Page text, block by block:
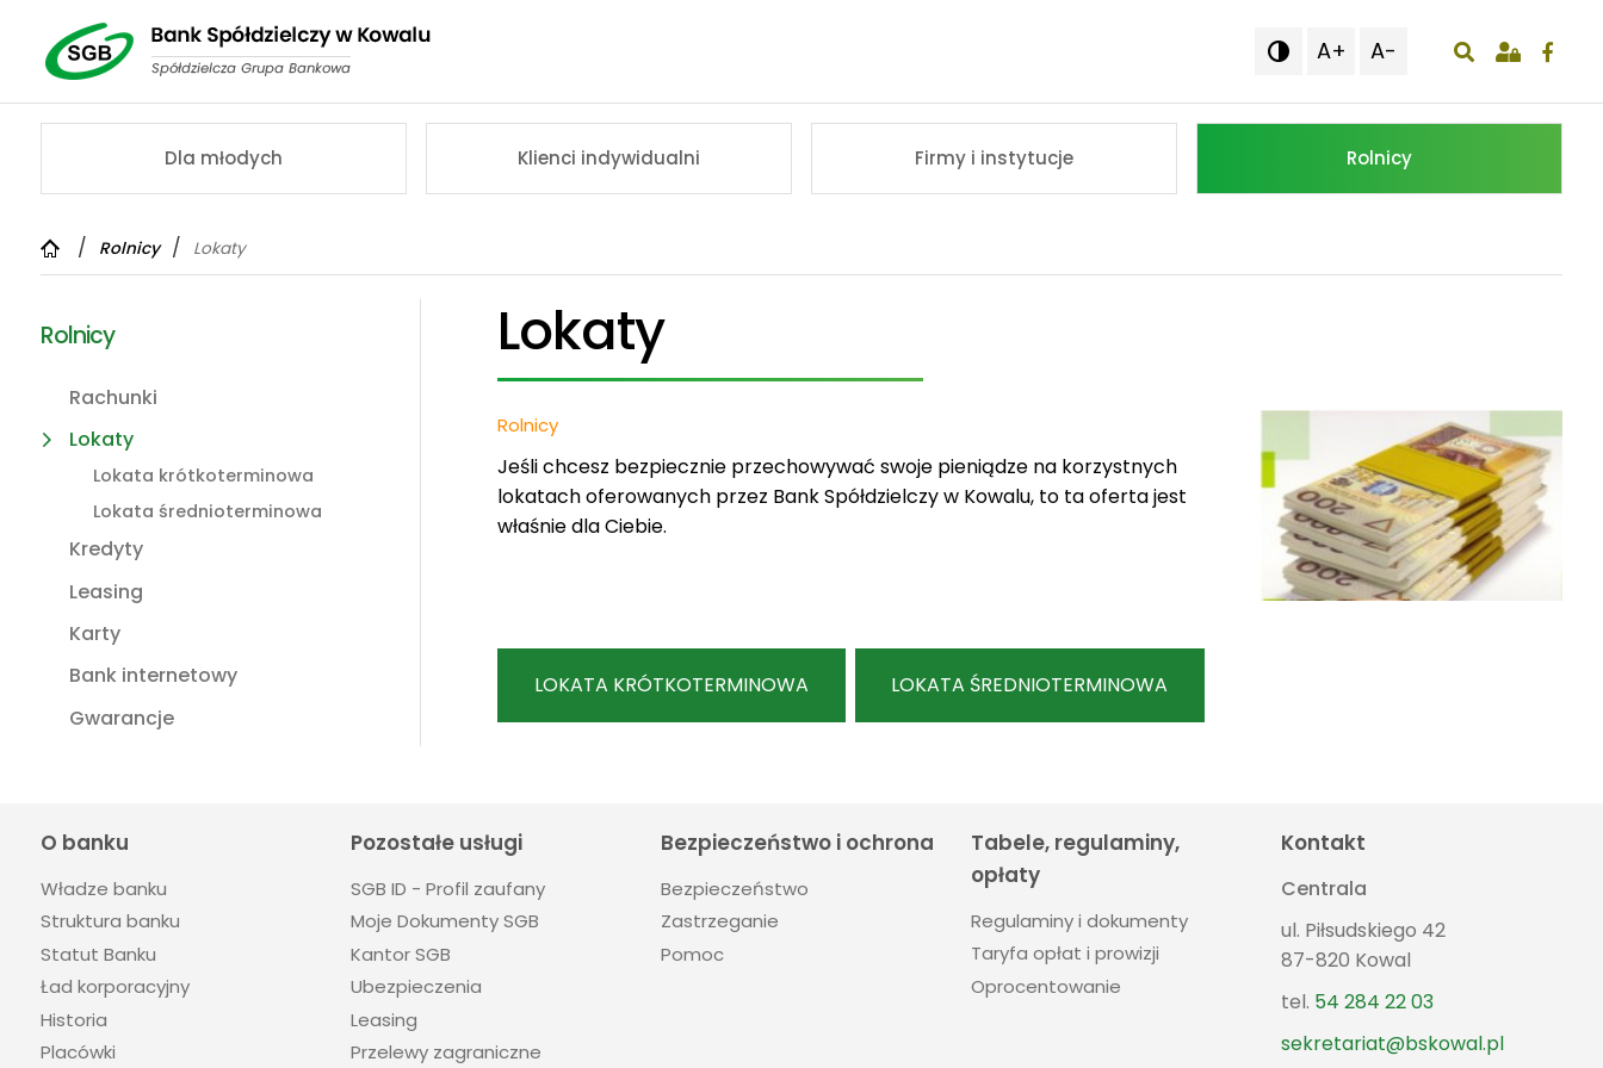
 A+ A-
Dla młodych Klienci indywidualni Firmy i instytucje Rolnicy
Rolnicy Lokaty
Rolnicy
Rachunki
Lokaty
Lokata krótkoterminowa
Lokata średnioterminowa
Kredyty
Leasing
Karty
Bank internetowy
Gwarancje
Lokaty
Rolnicy
Jeśli chcesz bezpiecznie przechowywać swoje pieniądze na korzystnych
lokatach oferowanych przez Bank Spółdzielczy w Kowalu, to ta oferta jest
właśnie dla Ciebie.
LOKATA KRÓTKOTERMINOWA LOKATA ŚREDNIOTERMINOWA
O banku
Władze banku
Struktura banku
Statut Banku
Ład korporacyjny
Historia
Placówki
Pozostałe usługi
SGB ID - Profil zaufany
Moje Dokumenty SGB
Kantor SGB
Ubezpieczenia
Leasing
Przelewy zagraniczne
Bezpieczeństwo i ochrona
Bezpieczeństwo
Zastrzeganie
Pomoc
Tabele, regulaminy,
opłaty
Regulaminy i dokumenty
Taryfa opłat i prowizji
Oprocentowanie
Kontakt
Centrala
ul. Piłsudskiego 42
87-820 Kowal
tel. 54 284 22 03
sekretariat@bskowal.pl